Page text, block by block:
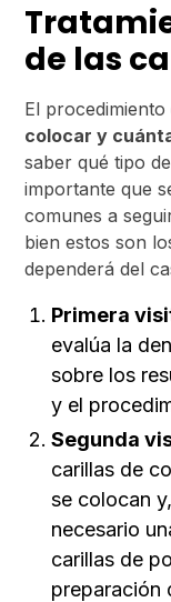
de las
El procedimiento
colocar y
saber qué tipo
importante que
comunes a
bien estos son
dependerá del
Primera
evalúa la
sobre los
y el
Segunda
carillas de
se colocan
necesario
carillas de
preparación